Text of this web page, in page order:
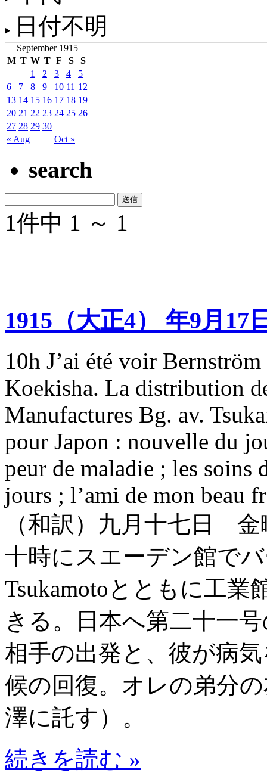
日付不明
September 1915
M T W T F S S
« Aug Oct »
1 2 3 4
5
6
7 8 9 10 11 12
13 14 15 16 17 18 19
20 21 22 23 24 25 26
27 28 29 30
search
1件中 1 ～ 1
1915（大正4） 年9月17
10h J’ai été voir
Koekisha. La distribution
Manufactures Bg. av.
pour Japon : nouvelle du
peur de maladie ; les soins
jours ; l’ami de mon beau
（和訳）九月十七日
十時にスエーデン館で
Tsukamotoとともに工
きる。日本へ第二十一
相手の出発と、彼が病
候の回復。オレの弟分
澤に託す）。
続きを読む »